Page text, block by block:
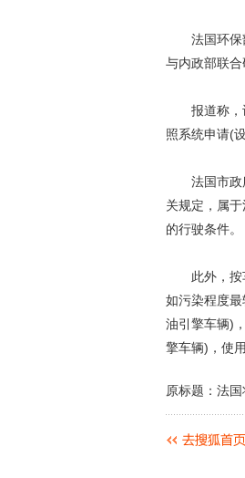
法国环保部
与内政部联合
报道称，识
照系统申请(
法国市政府
关规定，属
的行驶条件。
此外，按车
如污染程度
油引擎车辆)
擎车辆)，使
原标题：法